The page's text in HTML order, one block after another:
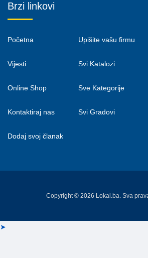
Brzi linkovi
Početna
Vijesti
Online Shop
Kontaktiraj nas
Dodaj svoj članak
Upišite vašu firmu
Svi Katalozi
Sve Kategorije
Svi Gradovi
Copyright © 2026 Lokal.ba. Sva
➤